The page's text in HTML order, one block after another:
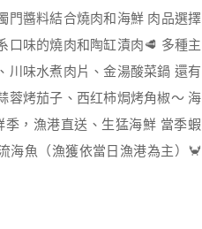
門醬料結合燒肉和海鮮 肉品選擇
口味的燒肉和陶缸漬肉🥩 多種主
川味水煮肉片、金湯酸菜鍋 還有
蓉烤茄子、西红柿焗烤角椒～ 海
季，漁港直送、生猛海鮮 當季蝦
海魚（漁獲依當日漁港為主）🦀